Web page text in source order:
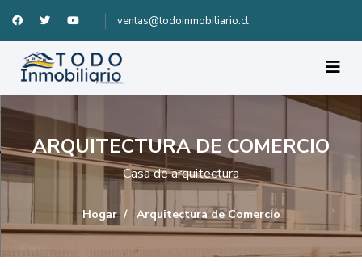
ventas@todoinmobiliario.cl
ARQUITECTURA DE COMERCIO
Casa de arquitectura
Hogar Arquitectura de Comercio